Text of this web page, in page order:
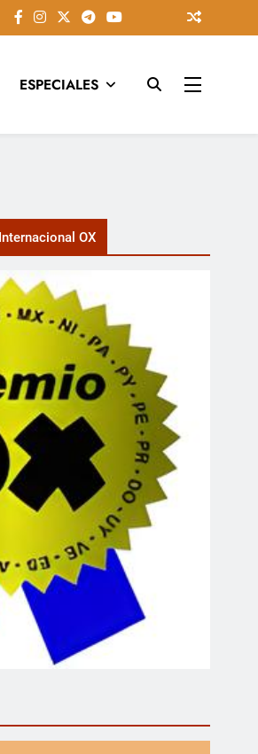
camagüeyana con la actualidad
ESPECIALES
OX